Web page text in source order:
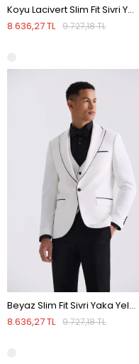
Koyu Lacivert Slim Fit Sivri Yaka Yelekli Smokin Takım Elbise
8.636,27 TL 9.727,18 TL
Beyaz Slim Fit Sivri Yaka Yelekli Smokin Takım Elbise
8.636,27 TL 9.727,18 TL